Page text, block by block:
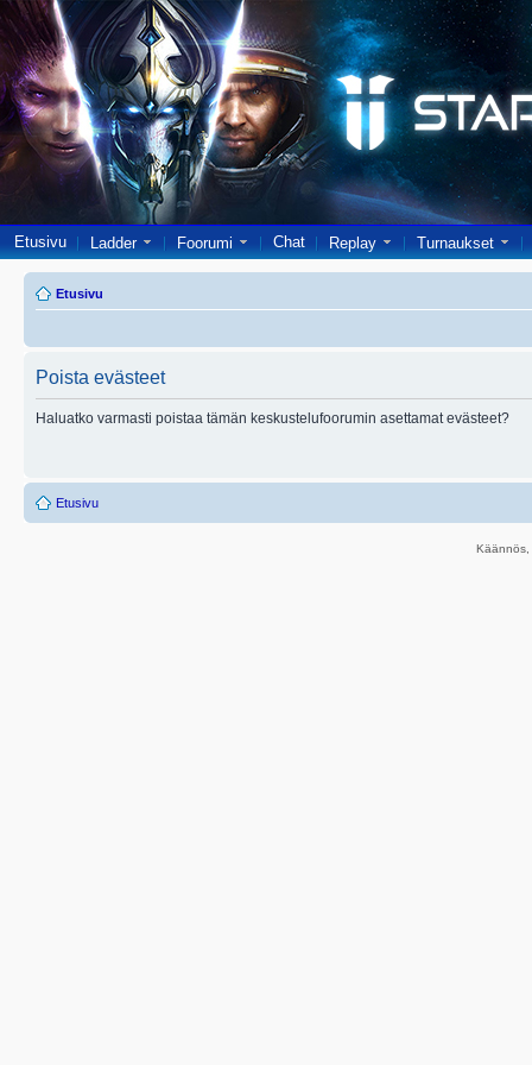
Etusivu Ladder Foorumi Chat Replay Turnaukset
Etusivu
Poista evästeet
Haluatko varmasti poistaa tämän keskustelufoorumin asettamat evästeet?
Etusivu